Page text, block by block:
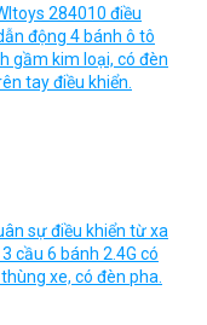
284010 điều
động 4 bánh ô tô
gầm kim loại, có đèn
tay điều khiển.
sự điều khiển từ xa
cầu 6 bánh 2.4G có
xe, có đèn pha.